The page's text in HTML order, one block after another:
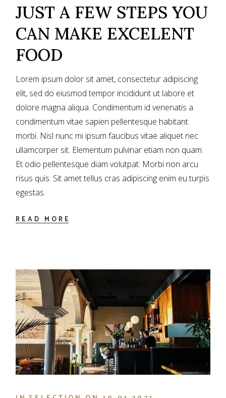
JUST A FEW STEPS YOU
CAN MAKE EXCELENT
FOOD
Lorem ipsum dolor sit amet, consectetur adipiscing
elit, sed do eiusmod tempor incididunt ut labore et
dolore magna aliqua. Condimentum id venenatis a
condimentum vitae sapien pellentesque habitant
morbi. Nisl nunc mi ipsum faucibus vitae aliquet nec
ullamcorper sit. Elementum pulvinar etiam non quam.
Et odio pellentesque diam volutpat. Morbi non arcu
risus quis. Sit amet tellus cras adipiscing enim eu turpis
egestas.
READ MORE